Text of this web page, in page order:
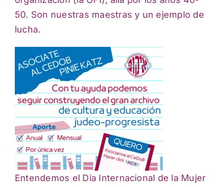
50. Son nuestras maestras y un ejemplo de
lucha.
Entendemos el Día Internacional de la Mujer